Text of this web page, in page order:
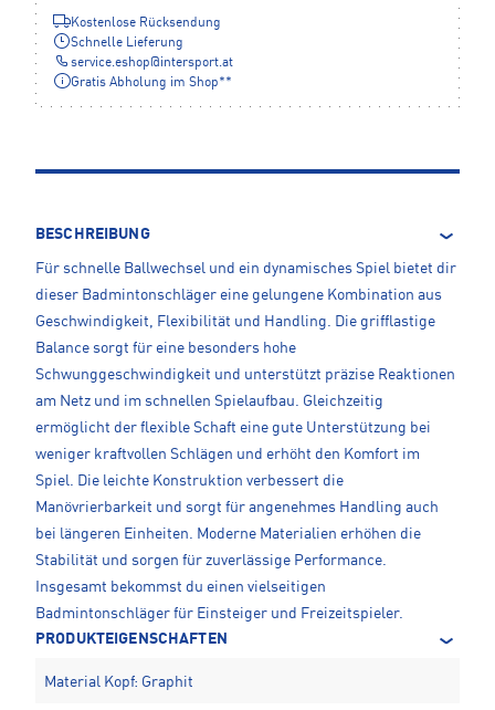
Kostenlose Rücksendung
Schnelle Lieferung
service.eshop@ intersport.at
Gratis Abholung im Shop**
BESCHREIBUNG
Für schnelle Ballwechsel und ein dynamisches Spiel bietet dir
dieser Badmintonschläger eine gelungene Kombination aus
Geschwindigkeit, Flexibilität und Handling. Die grifflastige
Balance sorgt für eine besonders hohe
Schwunggeschwindigkeit und unterstützt präzise Reaktionen
am Netz und im schnellen Spielaufbau. Gleichzeitig
ermöglicht der flexible Schaft eine gute Unterstützung bei
weniger kraftvollen Schlägen und erhöht den Komfort im
Spiel. Die leichte Konstruktion verbessert die
Manövrierbarkeit und sorgt für angenehmes Handling auch
bei längeren Einheiten. Moderne Materialien erhöhen die
Stabilität und sorgen für zuverlässige Performance.
Insgesamt bekommst du einen vielseitigen
Badmintonschläger für Einsteiger und Freizeitspieler.
PRODUKTEIGENSCHAFTEN
Material Kopf: Graphit